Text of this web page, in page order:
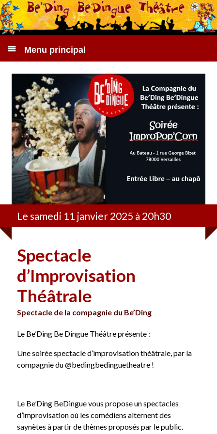
Menu principal
Le samedi 11 janvier 2025 à 20h30
Spectacle
d’Improvisation
Théâtrale
Spectacle de la compagnie du Be’Ding
Le Be’Ding Be Dingue Théâtre présente :
Une soirée spectacle d’improvisation théâtrale, par la
compagnie du @bedingbedinguetheatre !
Le Be’Ding BeDingue vous propose un spectacles
d’improvisation où les comédiens alternent des
saynètes à partir de thèmes proposés par le public.